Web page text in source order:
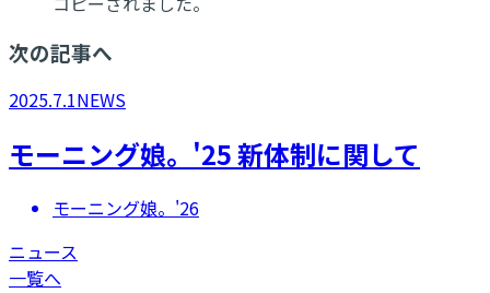
次の記事へ
2025.7.1NEWS
モーニング娘。'25 新体制に関して
モーニング娘。'26
ニュース
一覧へ